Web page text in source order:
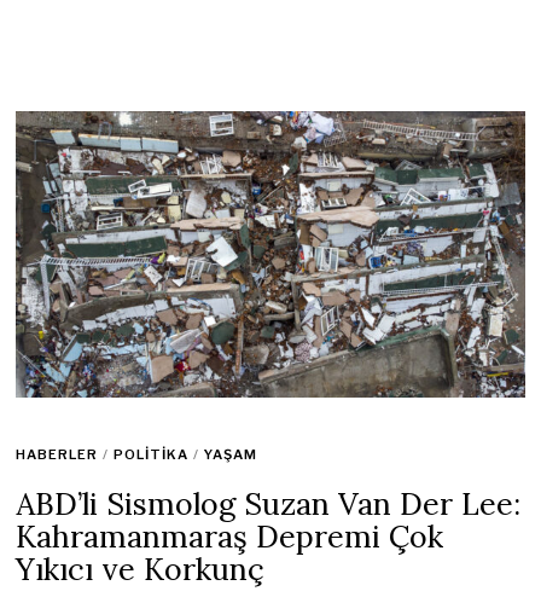
HABERLER / POLITIKA / YAŞAM
ABD’li Sismolog Suzan Van Der Lee:
Kahramanmaraş Depremi Çok
Yıkıcı ve Korkunç